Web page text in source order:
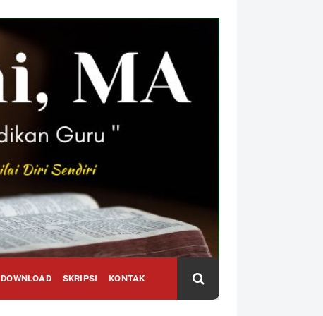
DOWNLOAD SKRIPSI KONTAK